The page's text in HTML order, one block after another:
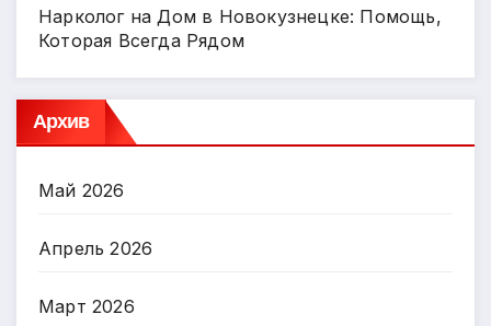
Нарколог на Дом в Новокузнецке: Помощь,
Которая Всегда Рядом
Архив
Май 2026
Апрель 2026
Март 2026